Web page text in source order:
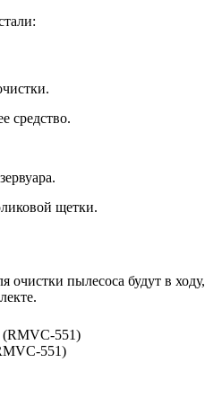
средство.
щетки.
очистки пылесоса будут в ходу,
551)